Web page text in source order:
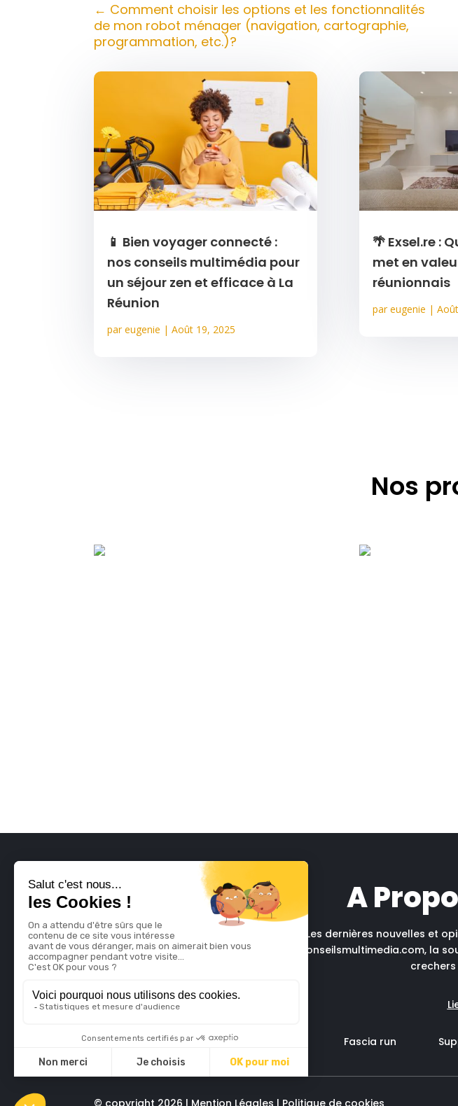
← Comment choisir les options et les fonctionnalités
de mon robot ménager (navigation, cartographie,
programmation, etc.)?
📱 Bien voyager connecté :
nos conseils multimédia pour
un séjour zen et efficace à La
Réunion
pareugenie |Août 19, 2025
🌴 Exsel.re :
met en
réunionnais
pareugenie |
Nos
A
Les dernières nouvelles et
mesconseilsmultimedia.com, la
Fascia run